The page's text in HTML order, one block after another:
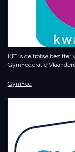
KIT is de trotse bezitter
GymFederatie
GymFed